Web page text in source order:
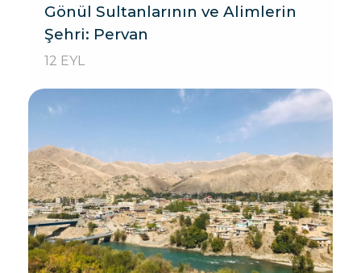
Gönül Sultanlarının ve Alimlerin
Şehri: Pervan
12 EYL